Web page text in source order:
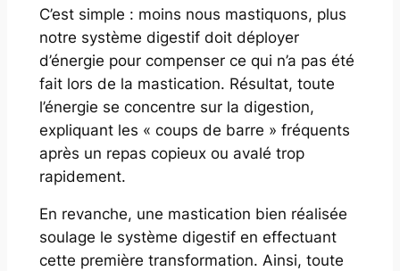
C’est simple : moins nous mastiquons, plus
notre système digestif doit déployer
d’énergie pour compenser ce qui n’a pas été
fait lors de la mastication. Résultat, toute
l’énergie se concentre sur la digestion,
expliquant les « coups de barre » fréquents
après un repas copieux ou avalé trop
rapidement.
En revanche, une mastication bien réalisée
soulage le système digestif en effectuant
cette première transformation. Ainsi, toute